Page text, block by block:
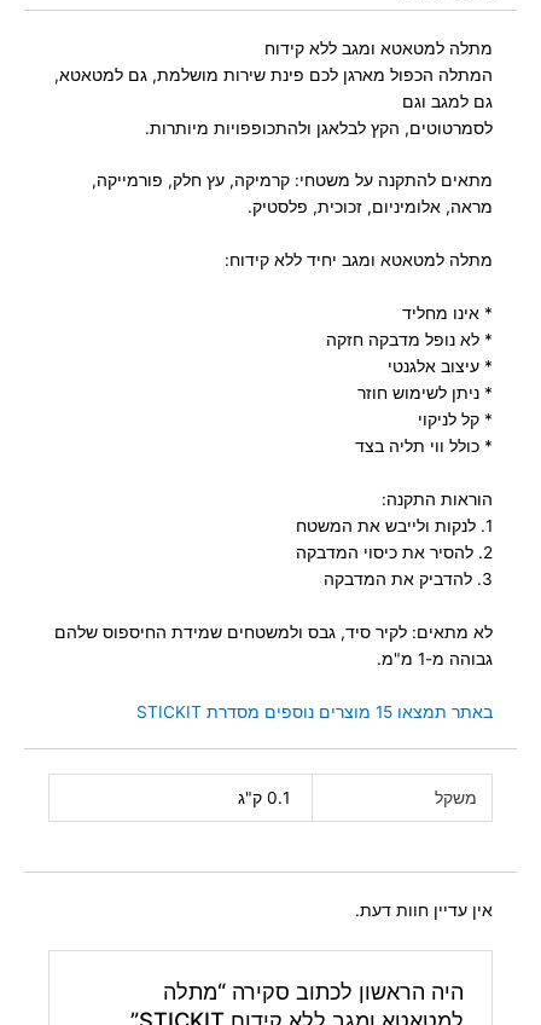
מתלה למטאטא ומגב ללא קידוח
המתלה הכפול מארגן לכם פינת שירות מושלמת, גם למטאטא,
גם למגב וגם
לסמרטוטים, הקץ לבלאגן ולהתכופפויות מיותרות.
מתאים להתקנה על משטחי: קרמיקה, עץ חלק, פורמייקה,
מראה, אלומיניום, זכוכית, פלסטיק.
מתלה למטאטא ומגב יחיד ללא קידוח:
* אינו מחליד
* לא נופל מדבקה חזקה
* עיצוב אלגנטי
* ניתן לשימוש חוזר
* קל לניקוי
* כולל ווי תליה בצד
הוראות התקנה:
1. לנקות ולייבש את המשטח
2. להסיר את כיסוי המדבקה
3. להדביק את המדבקה
לא מתאים: לקיר סיד, גבס ולמשטחים שמידת החיספוס שלהם
גבוהה מ-1 מ"מ.
באתר תמצאו 15 מוצרים נוספים מסדרת STICKIT
משקל 0.1 ק"ג
אין עדיין חוות דעת.
היה הראשון לכתוב סקירה “מתלה